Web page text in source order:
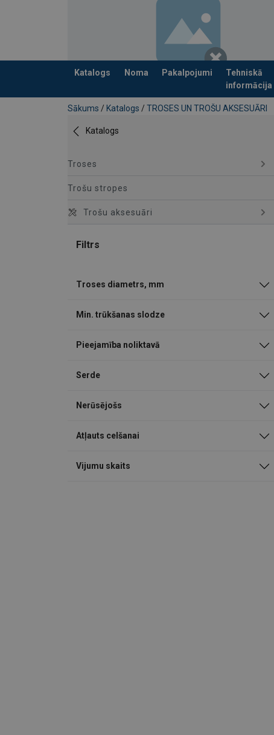
Katalogs Noma Pakalpojumi
Tehniskā
informācija
Pievienots jūsu pasūtījumam
Sākums / Katalogs / TROSES UN TROŠU AKSESUĀRI
Katalogs
Troses
Trošu stropes
Trošu aksesuāri
Filtrs
Troses diametrs, mm
Min. trūkšanas slodze
Pieejamība noliktavā
Serde
Nerūsējošs
Atļauts celšanai
Vijumu skaits